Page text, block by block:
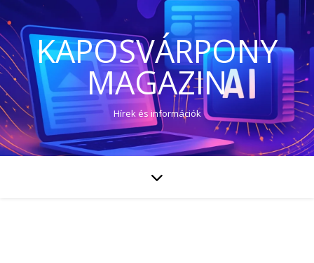
KAPOSVÁRPONY
MAGAZIN
Hírek és információk